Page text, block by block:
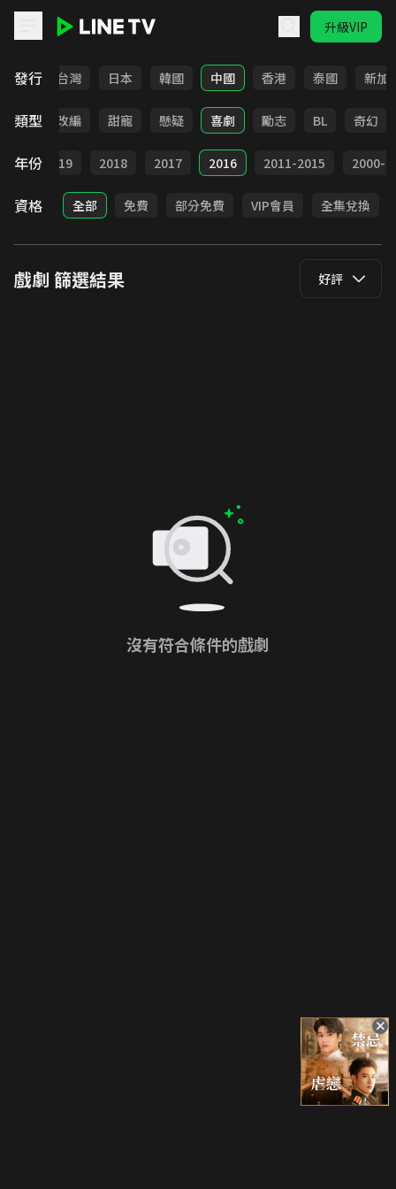
升級VIP
發行
全部 台灣 日本 韓國 中國 香港 泰國 新加
類型
都會 改編 甜寵 懸疑 喜劇 勵志 BL 奇幻
年份 2019 2018 2017 2016 2011-2015 2000-
資格 全部 免費 部分免費 VIP會員 全集兌換
戲劇 篩選結果 好評
沒有符合條件的戲劇